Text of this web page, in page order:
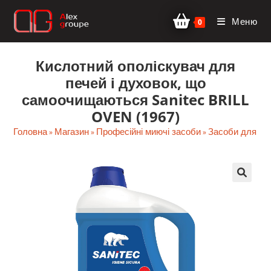
Перейти
0 Меню
Кислотний ополіскувач для
печей і духовок, що
самоочищаються Sanitec BRILL
OVEN (1967)
Головна» Магазин» Професійні миючі засоби»Засоби для